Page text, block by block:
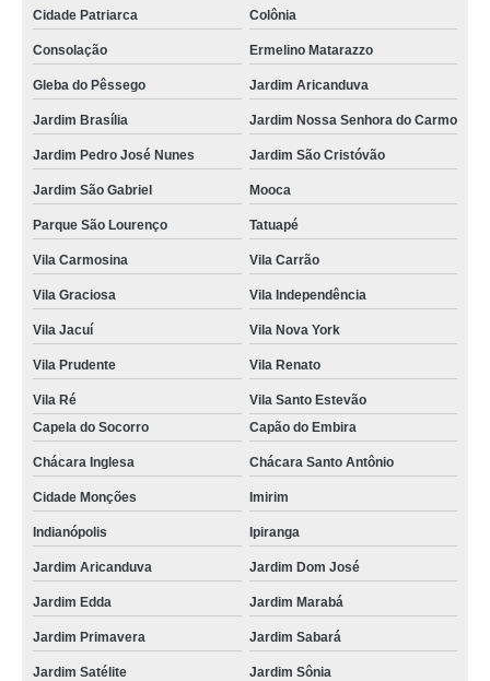
Cidade Patriarca Colônia
Consolação Ermelino Matarazzo
Gleba do Pêssego Jardim Aricanduva
Jardim Brasília Jardim Nossa Senhora do Carmo
Jardim Pedro José Nunes Jardim São Cristóvão
Jardim São Gabriel Mooca
Parque São Lourenço Tatuapé
Vila Carmosina Vila Carrão
Vila Graciosa Vila Independência
Vila Jacuí Vila Nova York
Vila Prudente Vila Renato
Vila Ré
Vila Santo Estevão
Capela do Socorro
Capão do Embira
Chácara Inglesa Chácara Santo Antônio
Cidade Monções Imirim
Indianópolis Ipiranga
Jardim Aricanduva Jardim Dom José
Jardim Edda Jardim Marabá
Jardim Primavera Jardim Sabará
Jardim Satélite Jardim Sônia